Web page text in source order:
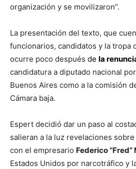
organización y se movilizaron”.
La presentación del texto, que
funcionarios, candidatos y la tropa
ocurre poco después de la
candidatura a diputado nacional
Buenos Aires como a la comisión
Cámara baja.
Espert decidió dar un paso al
salieran a la luz revelaciones
con el empresario Federico
Estados Unidos por narcotráfico y